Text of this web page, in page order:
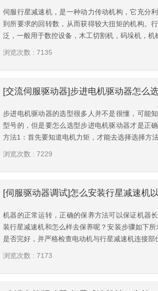
伺服行星减速机，是一种动力传动机构，它充分
到所要求的回转数，从而获得较大扭矩的机构。
泛，一般用于数控设备，木工切割机，码垛机，机
浏览次数 : 7135
步进电机驱动器的选型很多人并不是很懂，可能
型号的，但是要怎么选型步进电机驱动器才是正
方法1：首先要知道电机力矩，才能去选择选择方法
浏览次数 : 7229
机器的正常运转，正确的保养方法可以保证机器
装行星减速机和怎么样去保养呢？安装步骤如下
是否完好，并严格检查电动机与行星减速机连接部
浏览次数 : 7173